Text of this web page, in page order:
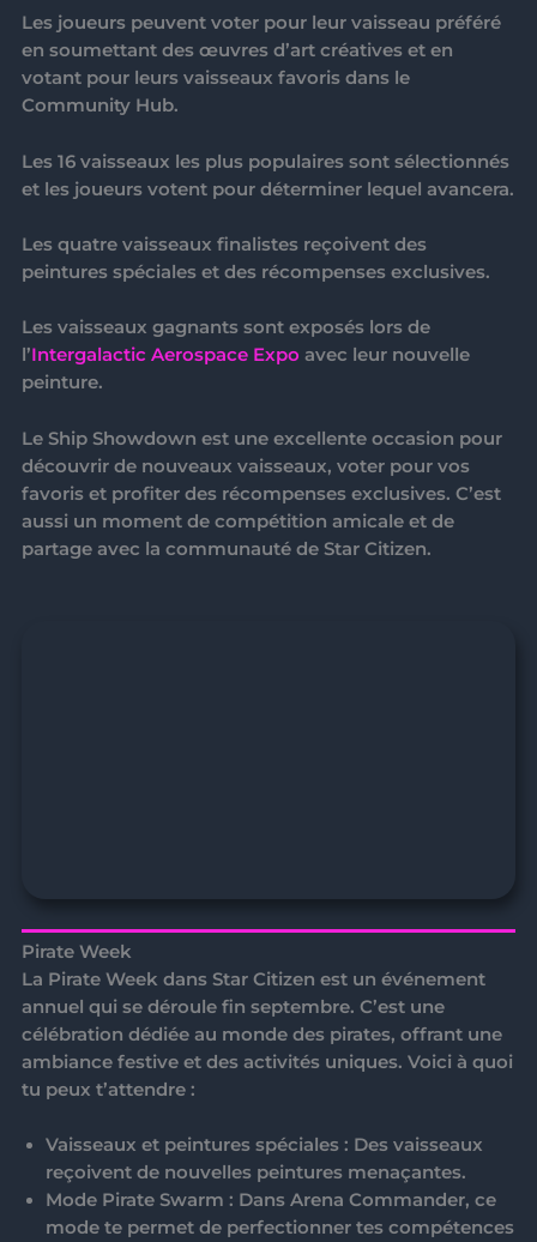
Les joueurs peuvent voter pour leur vaisseau préféré
en soumettant des œuvres d’art créatives et en
votant pour leurs vaisseaux favoris dans le
Community Hub.
Les 16 vaisseaux les plus populaires sont sélectionnés
et les joueurs votent pour déterminer lequel avancera.
Les quatre vaisseaux finalistes reçoivent des
peintures spéciales et des récompenses exclusives.
Les vaisseaux gagnants sont exposés lors de
l’Intergalactic Aerospace Expo avec leur nouvelle
peinture.
Le Ship Showdown est une excellente occasion pour
découvrir de nouveaux vaisseaux, voter pour vos
favoris et profiter des récompenses exclusives. C’est
aussi un moment de compétition amicale et de
partage avec la communauté de Star Citizen.
Pirate Week
La Pirate Week dans Star Citizen est un événement
annuel qui se déroule fin septembre. C’est une
célébration dédiée au monde des pirates, offrant une
ambiance festive et des activités uniques. Voici à quoi
tu peux t’attendre :
Vaisseaux et peintures spéciales: Des vaisseaux
reçoivent de nouvelles peintures menaçantes.
Mode Pirate Swarm : Dans Arena Commander, ce
mode te permet de perfectionner tes compétences